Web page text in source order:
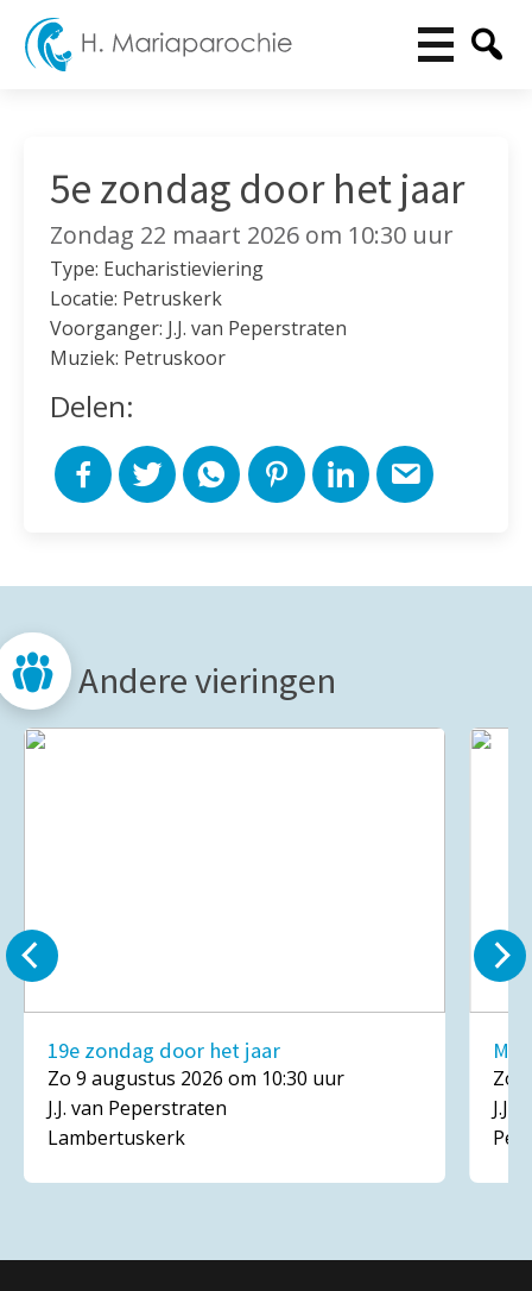
5e zondag door het jaar
Zondag 22 maart 2026 om 10:30 uur
Type: Eucharistieviering
Locatie: Petruskerk
Voorganger: J.J. van Peperstraten
Muziek: Petruskoor
Delen:
Andere vieringen
19e zondag door het jaar
Zo 9 augustus 2026 om 10:30 uur
J.J. van Peperstraten
Lambertuskerk
Zo
J.J.